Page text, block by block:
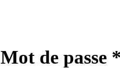
Mot de passe